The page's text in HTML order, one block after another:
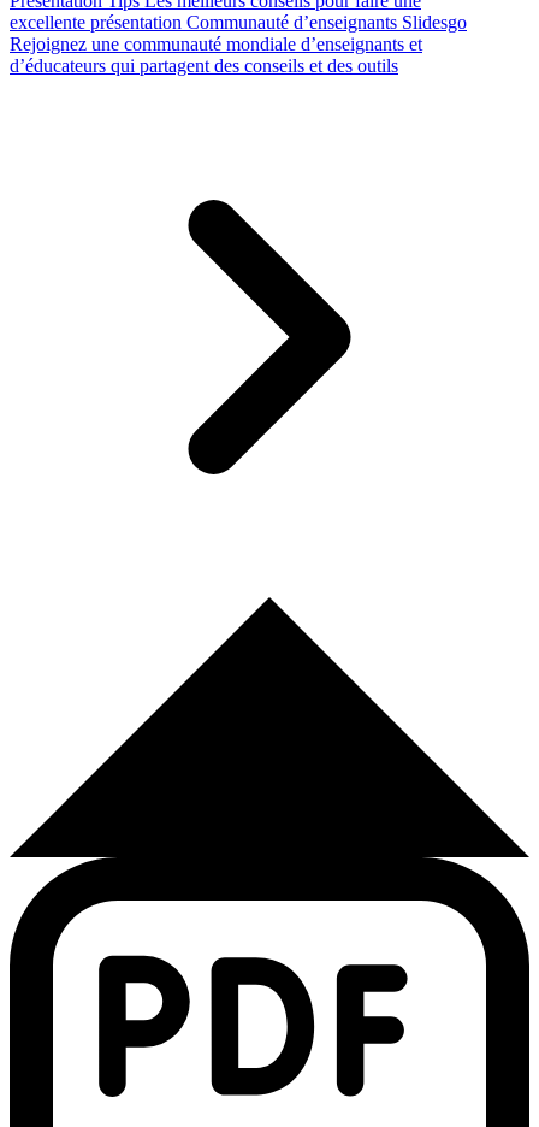
excellente présentation Communauté d’enseignants Slidesgo
Rejoignez une communauté mondiale d’enseignants et
d’éducateurs qui partagent des conseils et des outils